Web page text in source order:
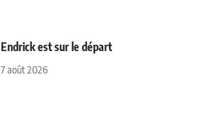
Endrick est sur le départ
7 août 2026